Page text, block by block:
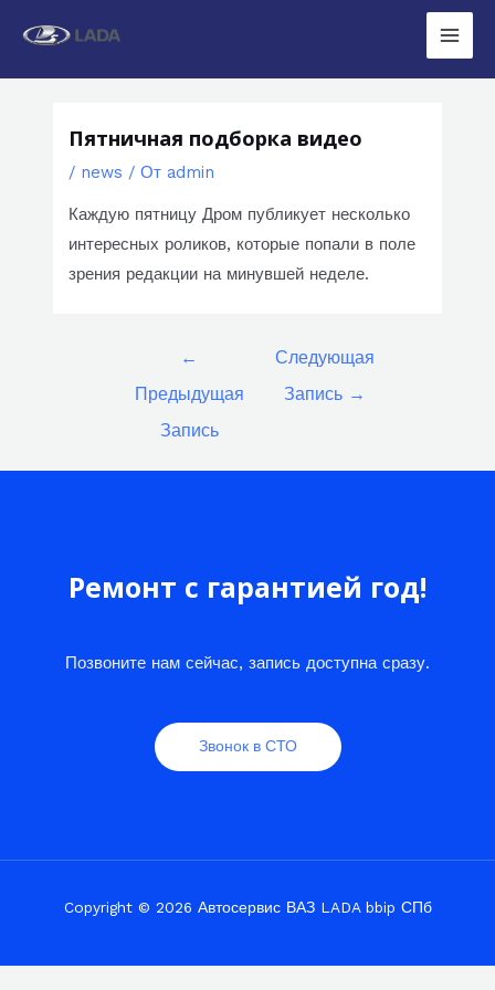
Main
Пятничная подборка видео
/ news / От admin
Каждую пятницу Дром публикует несколько
интересных роликов, которые попали в поле
зрения редакции на минувшей неделе.
←
Предыдущая
Запись
Следующая
Запись →
Ремонт с гарантией год!
Позвоните нам сейчас, запись доступна сразу.
Звонок в СТО
Copyright © 2026 Автосервис ВАЗ LADA bbip СПб